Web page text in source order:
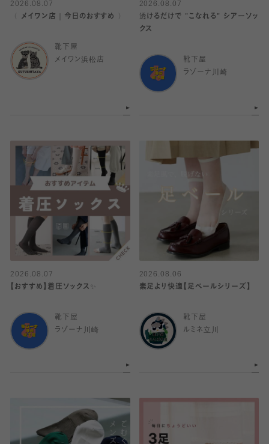
2026.08.07
〈 メイワン店｜今日のおすすめ 〉
靴下屋
メイワン浜松店
2026.08.07
透けるだけで "こなれる" シアーソッ
クス
靴下屋
ラゾーナ川崎
2026.08.07
【おすすめ】着圧ソックス✨
靴下屋
ラゾーナ川崎
2026.08.06
素足より快適【足ベールシリーズ】
靴下屋
ルミネ立川